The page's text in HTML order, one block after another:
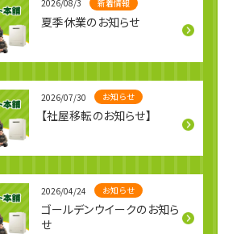
2026/08/3 新着情報
夏季休業のお知らせ
2026/07/30 お知らせ
【社屋移転のお知らせ】
2026/04/24 お知らせ
ゴールデンウイークのお知ら
せ